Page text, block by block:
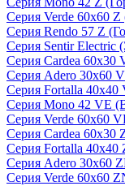
Серия Verde 60х60 Z
Серия Rendo 57 Z
Серия Sentir Electric
Серия Cardea 60х30
Серия Adero 30х60
Серия Fortalla 40х40
Серия Mono 42 VE
Серия Verde 60х60
Серия Cardea 60х30
Серия Fortalla 40х40
Серия Adero 30х60
Серия Verde 60х60